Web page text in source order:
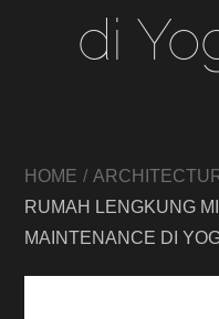
di
HOME
RUMAH LENGKUNG
MAINTENANCE DI